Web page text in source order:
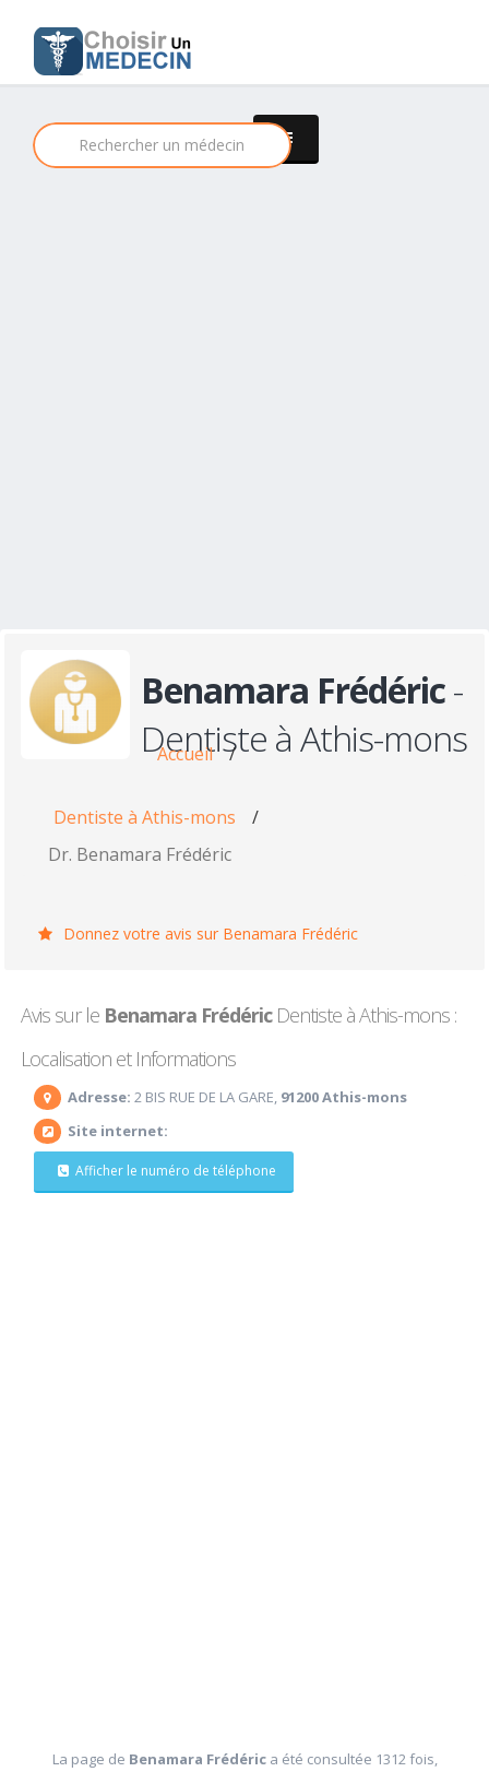
Benamara Frédéric-
Dentiste à Athis-mons
Accueil /
Dentiste à Athis-mons
/
Dr. Benamara Frédéric
Donnez votre avis sur Benamara Frédéric
Avis sur le Benamara FrédéricDentiste à Athis-mons :
Localisation et Informations
Adresse: 2 BIS RUE DE LA GARE, 91200 Athis-mons
Site internet:
Afficher le numéro de téléphone
La page de Benamara Frédéric a été consultée 1312 fois,